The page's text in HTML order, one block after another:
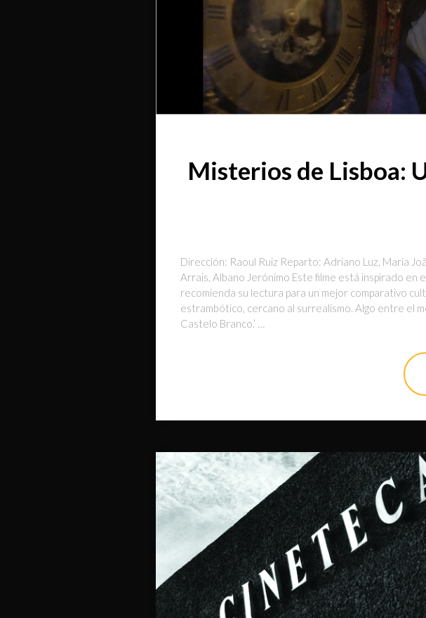
Misterios de Lisboa:
Dirección: Raoul Ruiz Reparto: Adriano Luz, Maria
Arrais, Albano Jerónimo Este filme está inspirado
recomienda su lectura para un mejor comparativo
estrambótico, cercano al surrealismo. Algo entre el
Castelo Branco.’ …